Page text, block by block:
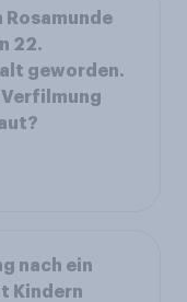
22.
geworden.
Verfilmung
nach ein
Kindern